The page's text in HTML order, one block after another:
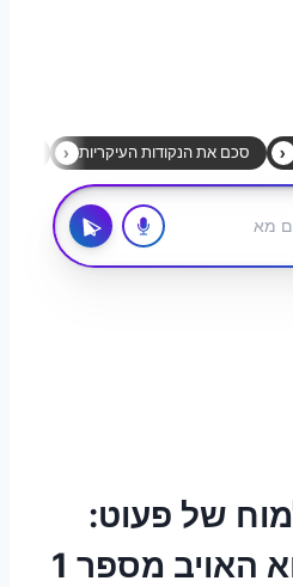
של פעוט:
למה חשמל הוא האויב מספר 1